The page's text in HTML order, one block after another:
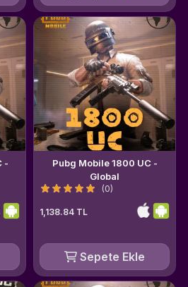
-
Pubg Mobile 1800 UC -
Global
(0)
1,138.84 TL
Sepete Ekle